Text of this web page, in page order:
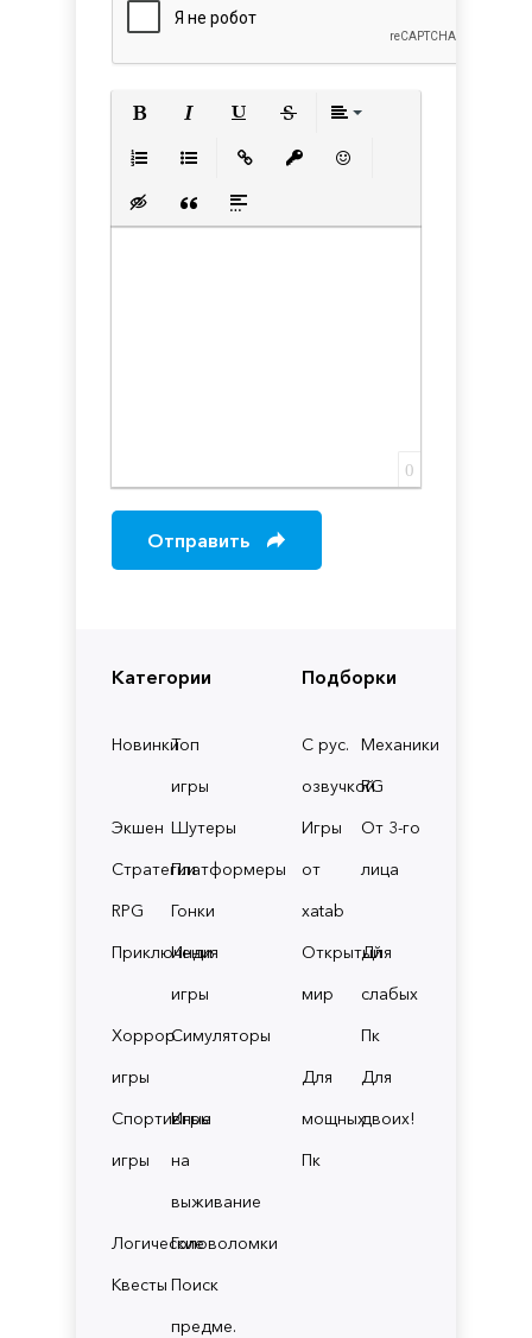
Категории
НовинкиТоп
игры
Экшен Шутеры
СтратегииПлатформеры
RPG
Гонки
Приключения
Инди
игры
Хоррор
игры
Симуляторы
Спортивные
игры
Игры
на
выживание
ЛогическиеГоловоломки
Квесты Поиск
предме.
Подборки
С рус.
озвучкой
Механики
RG
Игры
от
xatab
От 3-го
лица
Открытый
мир
Для
слабых
Пк
Для
мощных
Пк
Для
двоих!
Вставка скрытого текста
Вставка цитаты
Вставка спойлера
0
Отправить